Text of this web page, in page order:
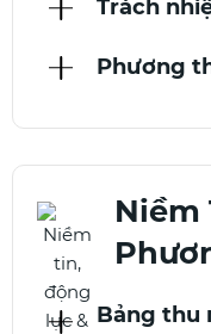
Trách
Phương
Niềm
Bảng thu